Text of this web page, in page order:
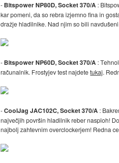
- Bitspower NP80D, Socket 370/A :
kar pomeni, da so rebra izjemno fina in
dražje hladilnike. Nad njim so bili
- Bitspower NP60D, Socket 370/A :
računalnik. Frostyjev test najdetetukaj.
-CoolJag JAC102C, Socket 370/A :
največjih površin hladilnik reber nasploh!
najbolj zahtevnim overclockerjem! Redna